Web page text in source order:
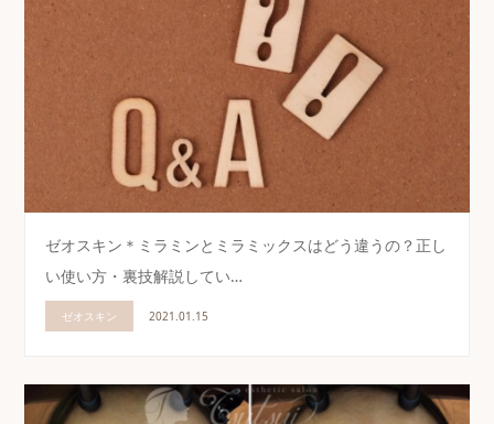
ゼオスキン＊ミラミンとミラミックスはどう違うの？正し
い使い方・裏技解説してい…
ゼオスキン 2021.01.15